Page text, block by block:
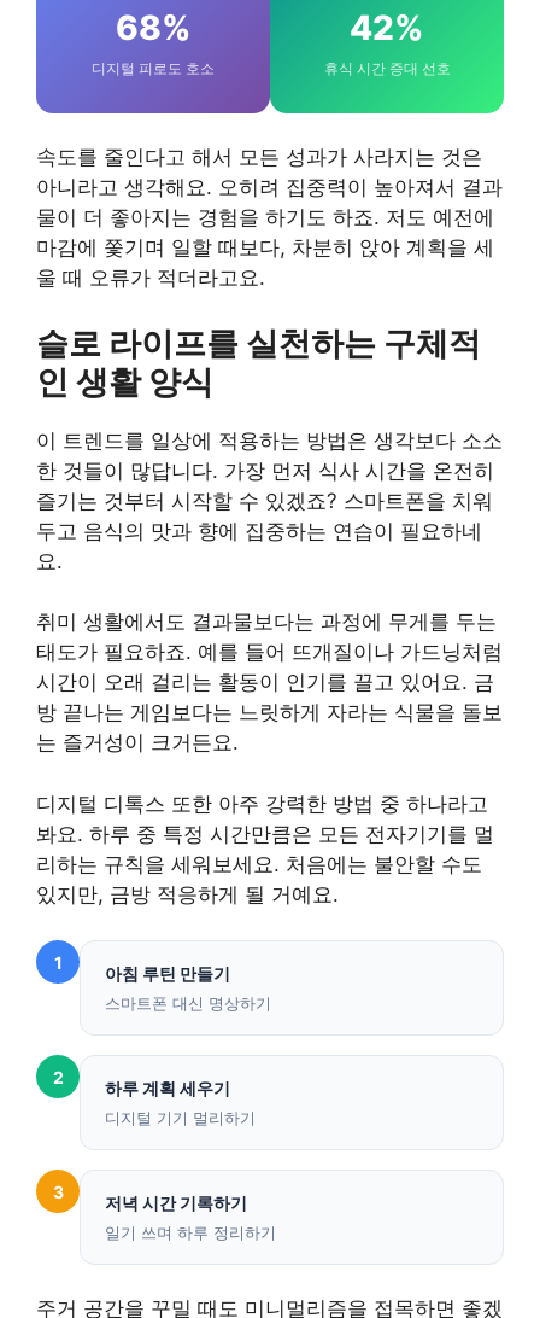
68%
디지털 피로도 호소
42%
휴식 시간 증대 선호
속도를 줄인다고 해서 모든 성과가 사라지는 것은
아니라고 생각해요. 오히려 집중력이 높아져서 결과
물이 더 좋아지는 경험을 하기도 하죠. 저도 예전에
마감에 쫓기며 일할 때보다, 차분히 앉아 계획을 세
울 때 오류가 적더라고요.
슬로 라이프를 실천하는 구체적
인 생활 양식
이 트렌드를 일상에 적용하는 방법은 생각보다 소소
한 것들이 많답니다. 가장 먼저 식사 시간을 온전히
즐기는 것부터 시작할 수 있겠죠? 스마트폰을 치워
두고 음식의 맛과 향에 집중하는 연습이 필요하네
요.
취미 생활에서도 결과물보다는 과정에 무게를 두는
태도가 필요하죠. 예를 들어 뜨개질이나 가드닝처럼
시간이 오래 걸리는 활동이 인기를 끌고 있어요. 금
방 끝나는 게임보다는 느릿하게 자라는 식물을 돌보
는 즐거성이 크거든요.
디지털 디톡스 또한 아주 강력한 방법 중 하나라고
봐요. 하루 중 특정 시간만큼은 모든 전자기기를 멀
리하는 규칙을 세워보세요. 처음에는 불안할 수도
있지만, 금방 적응하게 될 거예요.
1
아침 루틴 만들기
스마트폰 대신 명상하기
2
하루 계획 세우기
디지털 기기 멀리하기
3
저녁 시간 기록하기
일기 쓰며 하루 정리하기
주거 공간을 꾸밀 때도 미니멀리즘을 접목하면 좋겠